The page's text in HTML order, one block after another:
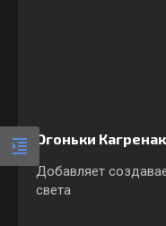
Огоньки
Добавляет
света